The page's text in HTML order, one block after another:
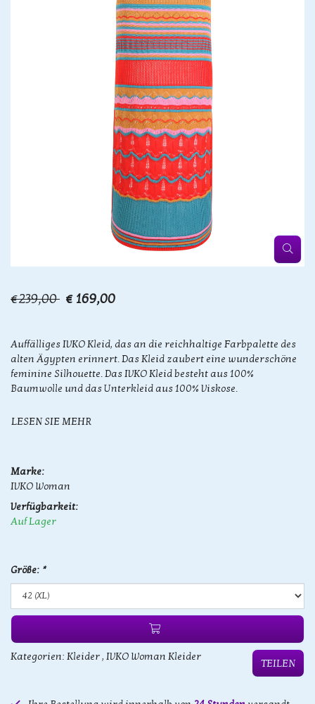
€239,00 € 169,00
Auffälliges IVKO Kleid, das an die reichhaltige Farbpalette des
alten Ägypten erinnert. Das Kleid zaubert eine wunderschöne
feminine Silhouette. Das IVKO Kleid besteht aus 100%
Baumwolle und das Unterkleid aus 100% Viskose.
LESEN SIE MEHR
Marke:
IVKO Woman
Verfügbarkeit:
Auf Lager
Größe: *
Kategorien: Kleider, IVKO Woman Kleider
TEILEN